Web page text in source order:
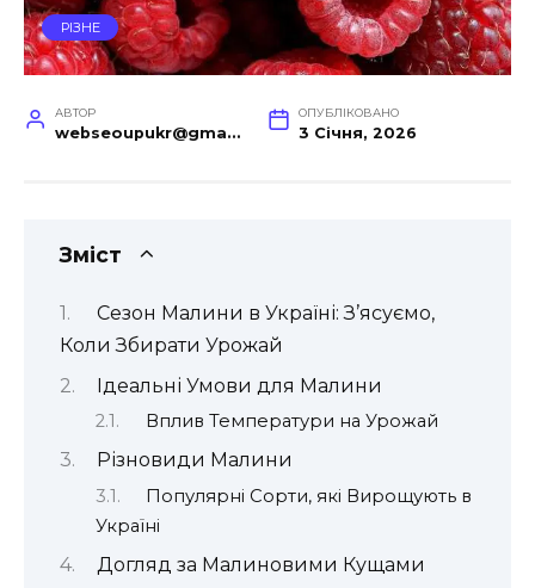
РІЗНЕ
АВТОР
webseoupukr@gmail.com
ОПУБЛІКОВАНО
3 Січня, 2026
Зміст
Сезон Малини в Україні: З’ясуємо,
Коли Збирати Урожай
Ідеальні Умови для Малини
Вплив Температури на Урожай
Різновиди Малини
Популярні Сорти, які Вирощують в
Україні
Догляд за Малиновими Кущами